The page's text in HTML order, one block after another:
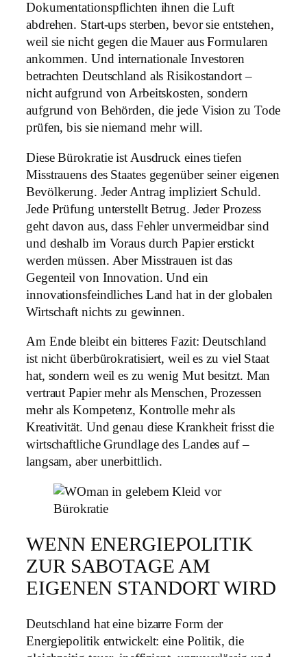
Dokumentationspflichten ihnen die Luft
abdrehen. Start-ups sterben, bevor sie entstehen,
weil sie nicht gegen die Mauer aus Formularen
ankommen. Und internationale Investoren
betrachten Deutschland als Risikostandort –
nicht aufgrund von Arbeitskosten, sondern
aufgrund von Behörden, die jede Vision zu Tode
prüfen, bis sie niemand mehr will.
Diese Bürokratie ist Ausdruck eines tiefen
Misstrauens des Staates gegenüber seiner eigenen
Bevölkerung. Jeder Antrag impliziert Schuld.
Jede Prüfung unterstellt Betrug. Jeder Prozess
geht davon aus, dass Fehler unvermeidbar sind
und deshalb im Voraus durch Papier erstickt
werden müssen. Aber Misstrauen ist das
Gegenteil von Innovation. Und ein
innovationsfeindliches Land hat in der globalen
Wirtschaft nichts zu gewinnen.
Am Ende bleibt ein bitteres Fazit: Deutschland
ist nicht überbürokratisiert, weil es zu viel Staat
hat, sondern weil es zu wenig Mut besitzt. Man
vertraut Papier mehr als Menschen, Prozessen
mehr als Kompetenz, Kontrolle mehr als
Kreativität. Und genau diese Krankheit frisst die
wirtschaftliche Grundlage des Landes auf –
langsam, aber unerbittlich.
WENN ENERGIEPOLITIK
ZUR SABOTAGE AM
EIGENEN STANDORT WIRD
Deutschland hat eine bizarre Form der
Energiepolitik entwickelt: eine Politik, die